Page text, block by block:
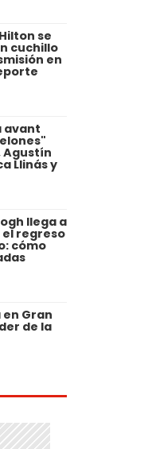
se
cuchillo
en
avant
Agustín
Llinás y
llega a
el regreso
cómo
Gran
de la